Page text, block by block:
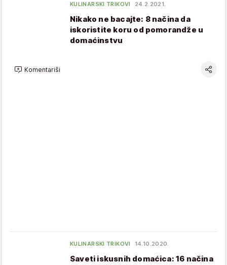
KULINARSKI TRIKOVI 24.2.2021.
Nikako ne bacajte: 8 načina da
iskoristite koru od pomorandže u
domaćinstvu
Komentariši
KULINARSKI TRIKOVI 14.10.2020.
Saveti iskusnih domaćica: 16 načina